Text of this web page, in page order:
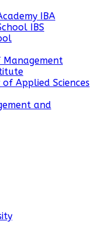
IBA
IBS
Applied Sciences
and